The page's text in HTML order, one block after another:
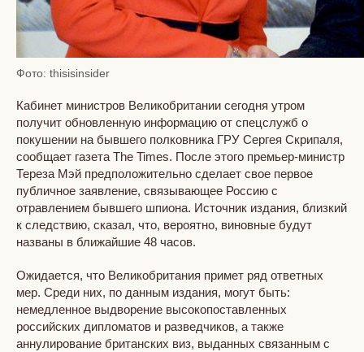
Фото: thisisinsider
Кабинет министров Великобритании сегодня утром
получит обновленную информацию от спецслужб о
покушении на бывшего полковника ГРУ Сергея Скрипаля,
сообщает газета The Times. После этого премьер-министр
Тереза Мэй предположительно сделает свое первое
публичное заявление, связывающее Россию с
отравлением бывшего шпиона. Источник издания, близкий
к следствию, сказал, что, вероятно, виновные будут
названы в ближайшие 48 часов.
Ожидается, что Великобритания примет ряд ответных
мер. Среди них, по данным издания, могут быть:
немедленное выдворение высокопоставленных
российских дипломатов и разведчиков, а также
аннулирование британских виз, выданных связанным с